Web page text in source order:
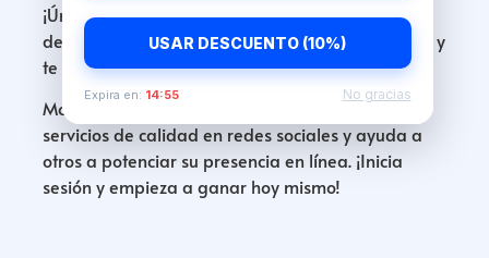
¡Únete a Follgramer como afiliado y gana el 20%
de comisión por cada venta! Valoramos tu apoyo y
te recompensamos por cada cliente que traigas.
Monetiza tu influencia, promociona nuestros
servicios de calidad en redes sociales y ayuda a
otros a potenciar su presencia en línea. ¡Inicia
sesión y empieza a ganar hoy mismo!
USAR DESCUENTO (10%)
Expira en: 14:54 No gracias